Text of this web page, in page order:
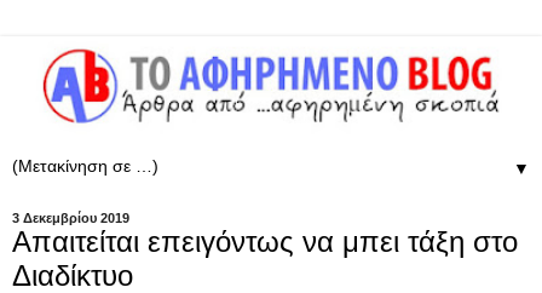
▼
3 Δεκεμβρίου 2019
Απαιτείται επειγόντως να μπει τάξη στο
Διαδίκτυο